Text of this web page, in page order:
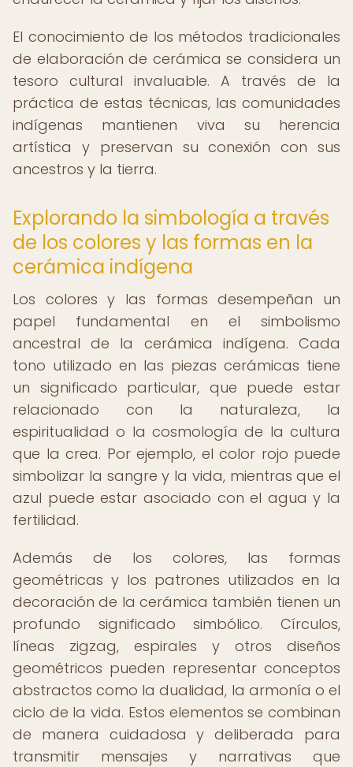
El conocimiento de los métodos tradicionales
de elaboración de cerámica se considera un
tesoro cultural invaluable. A través de la
práctica de estas técnicas, las comunidades
indígenas mantienen viva su herencia
artística y preservan su conexión con sus
ancestros y la tierra.
Explorando la simbología a través
de los colores y las formas en la
cerámica indígena
Los colores y las formas desempeñan un
papel fundamental en el simbolismo
ancestral de la cerámica indígena. Cada
tono utilizado en las piezas cerámicas tiene
un significado particular, que puede estar
relacionado con la naturaleza, la
espiritualidad o la cosmología de la cultura
que la crea. Por ejemplo, el color rojo puede
simbolizar la sangre y la vida, mientras que el
azul puede estar asociado con el agua y la
fertilidad.
Además de los colores, las formas
geométricas y los patrones utilizados en la
decoración de la cerámica también tienen un
profundo significado simbólico. Círculos,
líneas zigzag, espirales y otros diseños
geométricos pueden representar conceptos
abstractos como la dualidad, la armonía o el
ciclo de la vida. Estos elementos se combinan
de manera cuidadosa y deliberada para
transmitir mensajes y narrativas que